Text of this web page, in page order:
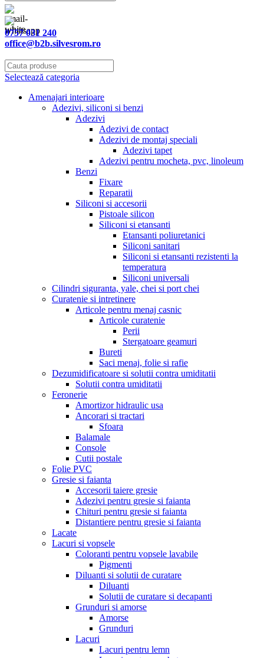
0757 031 240
office@b2b.silvesrom.ro
Selectează categoria
Amenajari interioare
Adezivi, siliconi si benzi
Adezivi
Adezivi de contact
Adezivi de montaj speciali
Adezivi tapet
Adezivi pentru mocheta, pvc, linoleum
Benzi
Fixare
Reparatii
Siliconi si accesorii
Pistoale silicon
Siliconi si etansanti
Etansanti poliuretanici
Siliconi sanitari
Siliconi si etansanti rezistenti la
temperatura
Siliconi universali
Cilindri siguranta, yale, chei si port chei
Curatenie si intretinere
Articole pentru menaj casnic
Articole curatenie
Perii
Stergatoare geamuri
Bureti
Saci menaj, folie si rafie
Dezumidificatoare si solutii contra umiditatii
Solutii contra umiditatii
Feronerie
Amortizor hidraulic usa
Ancorari si tractari
Sfoara
Balamale
Console
Cutii postale
Folie PVC
Gresie si faianta
Accesorii taiere gresie
Adezivi pentru gresie si faianta
Chituri pentru gresie si faianta
Distantiere pentru gresie si faianta
Lacate
Lacuri si vopsele
Coloranti pentru vopsele lavabile
Pigmenti
Diluanti si solutii de curatare
Diluanti
Solutii de curatare si decapanti
Grunduri si amorse
Amorse
Grunduri
Lacuri
Lacuri pentru lemn